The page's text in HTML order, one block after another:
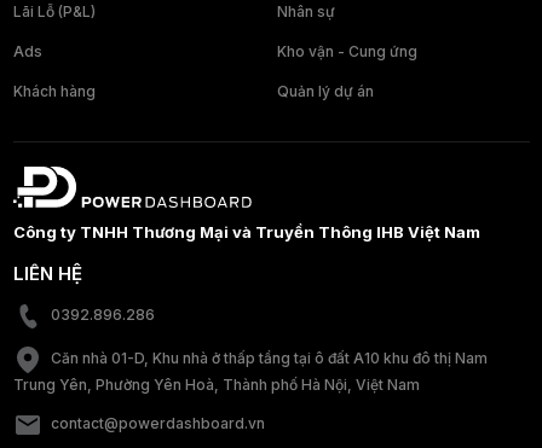
Lãi Lỗ (P&L) Nhân sự
Ads Kho vận - Cung ứng
Khách hàng Quản lý dự án
Công ty TNHH Thương Mại và Truyền Thông IHB Việt Nam
LIÊN HỆ
0392.896.286
Căn nhà 01-D, Khu nhà ở thấp tầng tại ô đất A10 khu đô thị Nam
Trung Yên, Phường Yên Hoà, Thành phố Hà Nội, Việt Nam
contact@powerdashboard.vn